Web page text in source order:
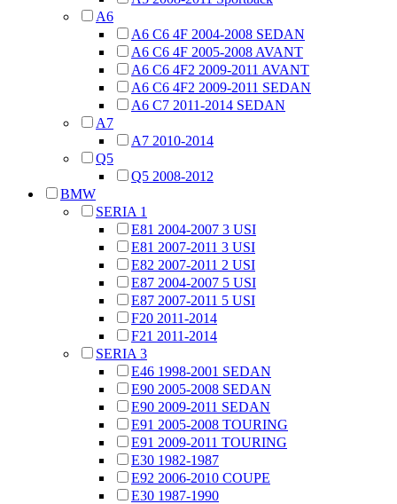
A6
A6 C6 4F 2004-2008 SEDAN
A6 C6 4F 2005-2008 AVANT
A6 C6 4F2 2009-2011 AVANT
A6 C6 4F2 2009-2011 SEDAN
A6 C7 2011-2014 SEDAN
A7
A7 2010-2014
Q5
Q5 2008-2012
BMW
SERIA 1
E81 2004-2007 3 USI
E81 2007-2011 3 USI
E82 2007-2011 2 USI
E87 2004-2007 5 USI
E87 2007-2011 5 USI
F20 2011-2014
F21 2011-2014
SERIA 3
E46 1998-2001 SEDAN
E90 2005-2008 SEDAN
E90 2009-2011 SEDAN
E91 2005-2008 TOURING
E91 2009-2011 TOURING
E30 1982-1987
E92 2006-2010 COUPE
E30 1987-1990